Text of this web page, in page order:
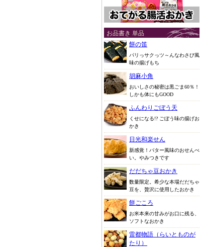
お品書き 単品
餅の笛
パリっサクっツ～んなわさび風
味の揚げもち
胡麻小角
おいしさの秘密は黒ごま60％！
しかも体にもGOOD
ふんわりごぼう天
くせになる!? ごぼう味の揚げお
かき
日光和楽せん
新感覚！バター風味のおせんべ
い。やみつきです
だだちゃ豆おかき
数量限定。希少な本場だだちゃ
豆を、贅沢に使用したおかき
餅ごころ
お米本来の甘みがお口に残る、
ソフトなおかき
雷都物語（らいとものが
たり）